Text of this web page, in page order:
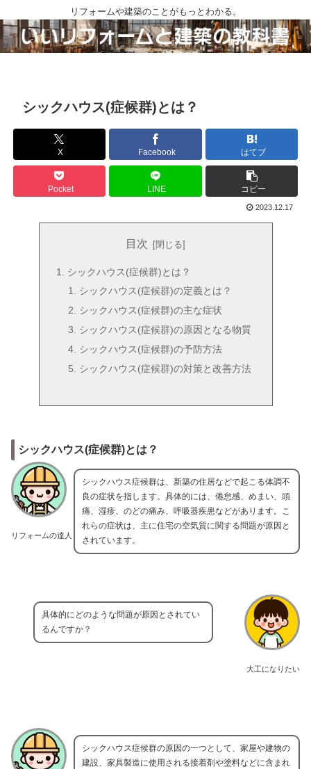
リフォームや建築のことがもっとわかる。
シックハウス(症候群)とは？
X Facebook はてブ
Pocket LINE コピー
2023.12.17
目次
シックハウス(症候群)とは？
シックハウス(症候群)の定義とは？
シックハウス(症候群)の主な症状
シックハウス(症候群)の原因となる物質
シックハウス(症候群)の予防方法
シックハウス(症候群)の対策と改善方法
シックハウス(症候群)とは？
リフォームの達人
シックハウス症候群は、新築の住居などで起こる体調不
良の症状を指します。具体的には、倦怠感、めまい、頭
痛、湿疹、のどの痛み、呼吸器疾患などがあります。こ
れらの症状は、主に住宅の空気質に関する問題が原因と
されています。
大工になりたい
具体的にどのような問題が原因とされてい
るんですか？
シックハウス症候群の原因の一つとして、家屋や建物の
建設、家具製造に使用される接着剤や塗料などに含まれ